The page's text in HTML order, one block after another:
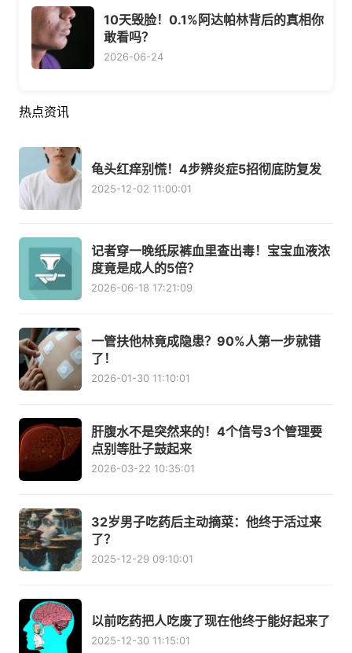
10天毁脸！0.1%阿达帕林背后的真相你
敢看吗？
2026-06-24
热点资讯
龟头红痒别慌！4步辨炎症5招彻底防复发
2025-12-02 11:00:01
记者穿一晚纸尿裤血里查出毒！宝宝血液浓
度竟是成人的5倍？
2026-06-18 17:21:09
一管扶他林竟成隐患？90%人第一步就错
了！
2026-01-30 11:10:01
肝腹水不是突然来的！4个信号3个管理要
点别等肚子鼓起来
2026-03-22 10:35:01
32岁男子吃药后主动摘菜：他终于活过来
了？
2025-12-29 09:10:01
以前吃药把人吃废了现在他终于能好起来了
2025-12-30 11:15:01